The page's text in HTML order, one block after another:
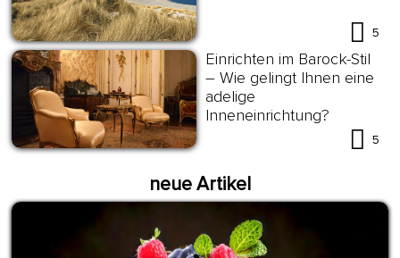
5
Einrichten im Barock-Stil
– Wie gelingt Ihnen eine
adelige
Inneneinrichtung?
5
neue Artikel